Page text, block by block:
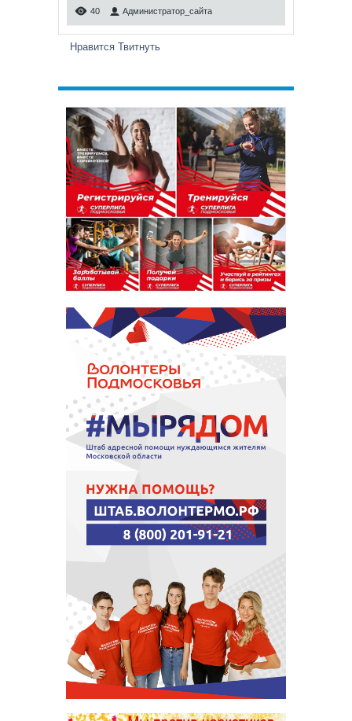
40 Администратор_сайта
Нравится Твитнуть